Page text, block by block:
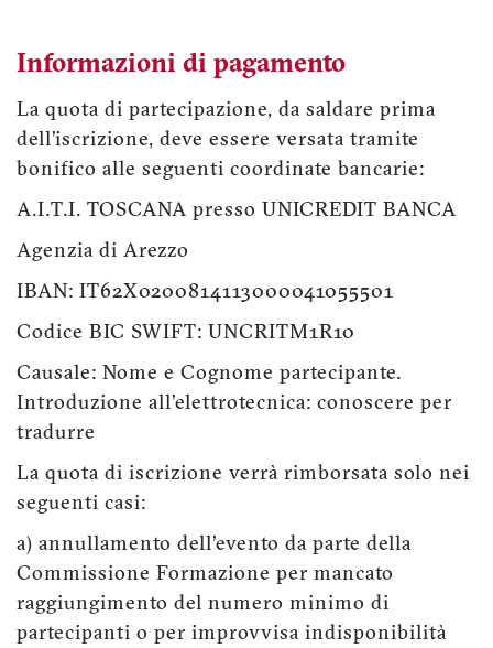
Informazioni di pagamento
La quota di partecipazione, da saldare prima
dell’iscrizione, deve essere versata tramite
bonifico alle seguenti coordinate bancarie:
A.I.T.I. TOSCANA presso UNICREDIT BANCA
Agenzia di Arezzo
IBAN: IT62X0200814113000041055501
Codice BIC SWIFT: UNCRITM1R10
Causale: Nome e Cognome partecipante.
Introduzione all'elettrotecnica: conoscere per
tradurre
La quota di iscrizione verrà rimborsata solo nei
seguenti casi:
a) annullamento dell'evento da parte della
Commissione Formazione per mancato
raggiungimento del numero minimo di
partecipanti o per improvvisa indisponibilità